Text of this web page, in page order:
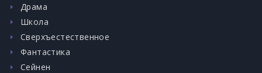
Драма
Школа
Сверхъестественное
Фантастика
Сейнен